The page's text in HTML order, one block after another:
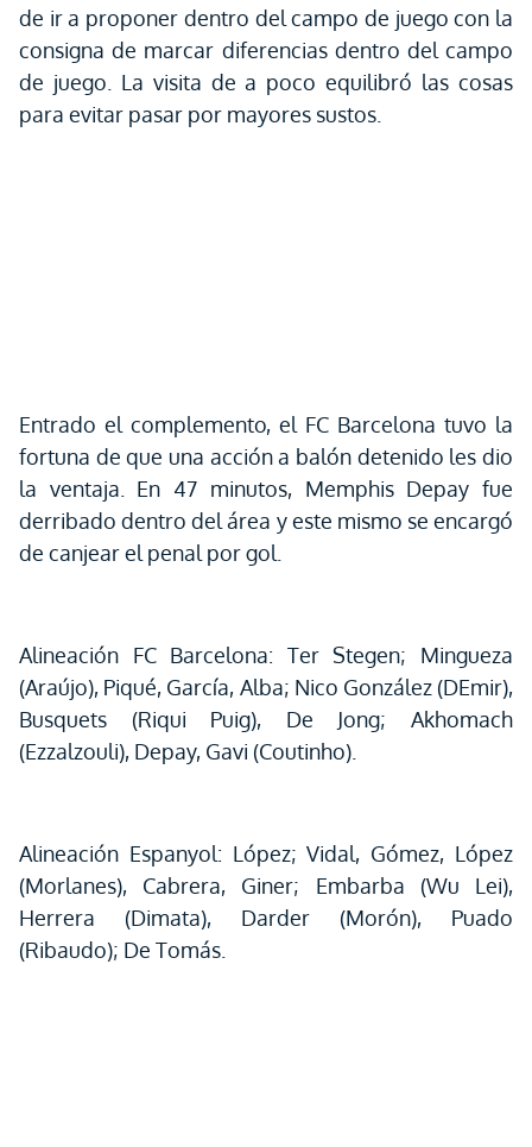
de ir a proponer dentro del campo de juego con la
consigna de marcar diferencias dentro del campo
de juego. La visita de a poco equilibró las cosas
para evitar pasar por mayores sustos.
Entrado el complemento, el FC Barcelona tuvo la
fortuna de que una acción a balón detenido les dio
la ventaja. En 47 minutos, Memphis Depay fue
derribado dentro del área y este mismo se encargó
de canjear el penal por gol.
Alineación FC Barcelona: Ter Stegen; Mingueza
(Araújo), Piqué, García, Alba; Nico González (DEmir),
Busquets (Riqui Puig), De Jong; Akhomach
(Ezzalzouli), Depay, Gavi (Coutinho).
Alineación Espanyol: López; Vidal, Gómez, López
(Morlanes), Cabrera, Giner; Embarba (Wu Lei),
Herrera (Dimata), Darder (Morón), Puado
(Ribaudo); De Tomás.